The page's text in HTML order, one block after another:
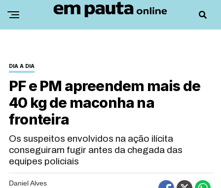
DIA A DIA
PF e PM apreendem mais de
40 kg de maconha na
fronteira
Os suspeitos envolvidos na ação ilícita
conseguiram fugir antes da chegada das
equipes policiais
Daniel Alves